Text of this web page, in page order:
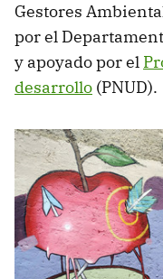
Gestores
por el
y apoyado por el
desarrollo (PNUD).